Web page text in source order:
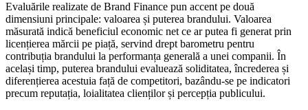
Evaluările realizate de Brand Finance pun accent pe două
dimensiuni principale: valoarea și puterea brandului. Valoarea
măsurată indică beneficiul economic net ce ar putea fi generat prin
licențierea mărcii pe piață, servind drept barometru pentru
contribuția brandului la performanța generală a unei companii. În
același timp, puterea brandului evaluează soliditatea, încrederea și
diferențierea acestuia față de competitori, bazându-se pe indicatori
precum reputația, loialitatea clienților și percepția publicului.